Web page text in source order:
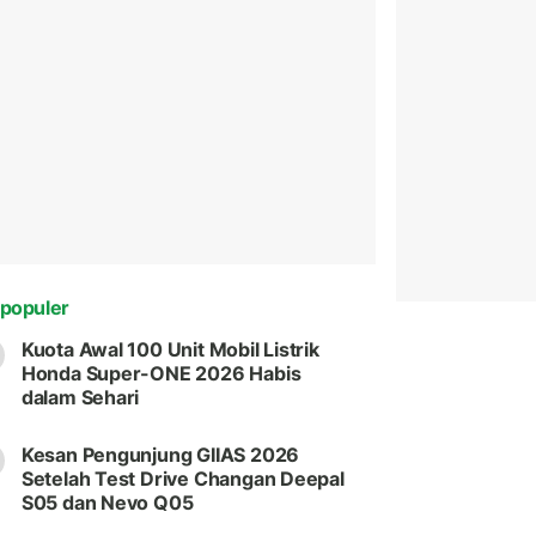
Kuota Awal 100 Unit Mobil Listrik
Honda Super-ONE 2026 Habis
dalam Sehari
Kesan Pengunjung GIIAS 2026
Setelah Test Drive Changan Deepal
S05 dan Nevo Q05